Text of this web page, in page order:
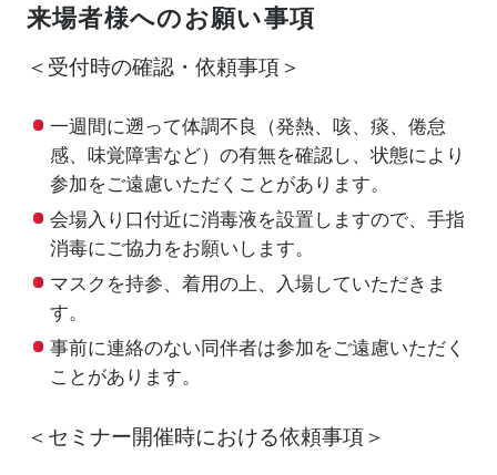
来場者様へのお願い事項
＜受付時の確認・依頼事項＞
一週間に遡って体調不良（発熱、咳、痰、倦怠
感、味覚障害など）の有無を確認し、状態により
参加をご遠慮いただくことがあります。
会場入り口付近に消毒液を設置しますので、手指
消毒にご協力をお願いします。
マスクを持参、着用の上、入場していただきま
す。
事前に連絡のない同伴者は参加をご遠慮いただく
ことがあります。
＜セミナー開催時における依頼事項＞